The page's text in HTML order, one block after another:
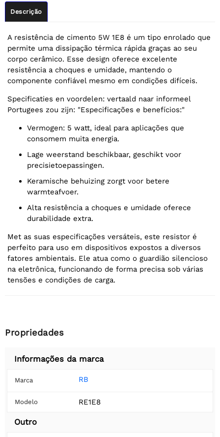
Descrição
A resistência de cimento 5W 1E8 é um tipo enrolado que
permite uma dissipação térmica rápida graças ao seu
corpo cerâmico. Esse design oferece excelente
resistência a choques e umidade, mantendo o
componente confiável mesmo em condições difíceis.
Specificaties en voordelen: vertaald naar informeel
Portugees zou zijn: "Especificações e benefícios:"
Vermogen: 5 watt, ideal para aplicações que
consomem muita energia.
Lage weerstand beschikbaar, geschikt voor
precisietoepassingen.
Keramische behuizing zorgt voor betere
warmteafvoer.
Alta resistência a choques e umidade oferece
durabilidade extra.
Met as suas especificações versáteis, este resistor é
perfeito para uso em dispositivos expostos a diversos
fatores ambientais. Ele atua como o guardião silencioso
na eletrônica, funcionando de forma precisa sob várias
tensões e condições de carga.
Propriedades
Informações da marca
Marca RB
Modelo RE1E8
Outro